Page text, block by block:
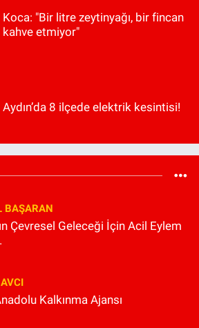
Koca: "Bir litre zeytinyağı, bir fincan
kahve etmiyor"
Aydın’da 8 ilçede elektrik kesintisi!
BAŞARAN
Çevresel Geleceği İçin Acil Eylem
Kalkınma Ajansı